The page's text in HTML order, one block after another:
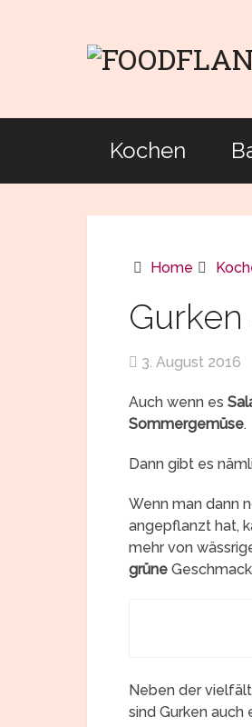
Kochen
Home
3. August 2016
Auch wenn es
Sommergemüse.
Dann gibt es
Wenn man dann
angepflanzt hat,
mehr von
grüne
Neben der
sind Gurken auch